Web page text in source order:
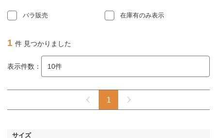
バラ販売 在庫有のみ表示
1 件 見つかりました
表示件数：
1